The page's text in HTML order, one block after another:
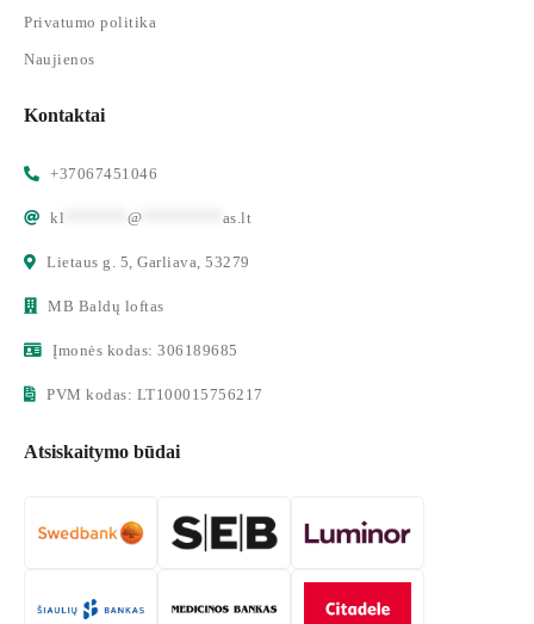
Privatumo politika
Naujienos
Kontaktai
+37067451046
kl @ as.lt
Lietaus g. 5, Garliava, 53279
MB Baldų loftas
Įmonės kodas: 306189685
PVM kodas: LT100015756217
Atsiskaitymo būdai